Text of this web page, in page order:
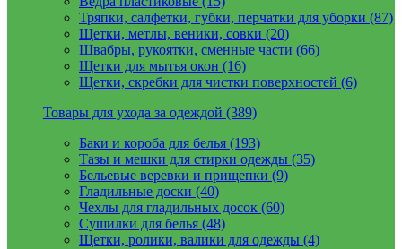
Тряпки, салфетки, губки, перчатки для уборки (87)
Щетки, метлы, веники, совки (20)
Швабры, рукоятки, сменные части (66)
Щетки для мытья окон (16)
Щетки, скребки для чистки поверхностей (6)
Товары для ухода за одеждой (389)
Баки и короба для белья (193)
Тазы и мешки для стирки одежды (35)
Бельевые веревки и прищепки (9)
Гладильные доски (40)
Чехлы для гладильных досок (60)
Сушилки для белья (48)
Щетки, ролики, валики для одежды (4)